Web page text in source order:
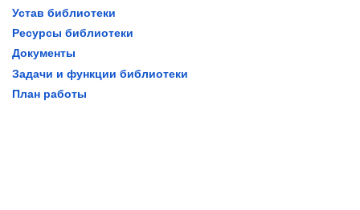
Устав библиотеки
Ресурсы библиотеки
Документы
Задачи и функции библиотеки
План работы